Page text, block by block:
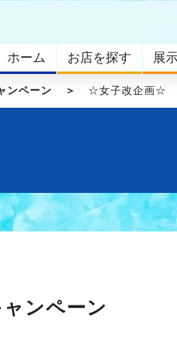
ホーム お店を探す 展
ンペーン ☆女子改企画☆
ンペーン